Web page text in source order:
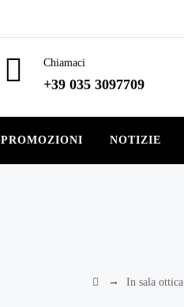
Chiamaci
+39 035 3097709
PROMOZIONI NOTIZIE
→ In sala ottica